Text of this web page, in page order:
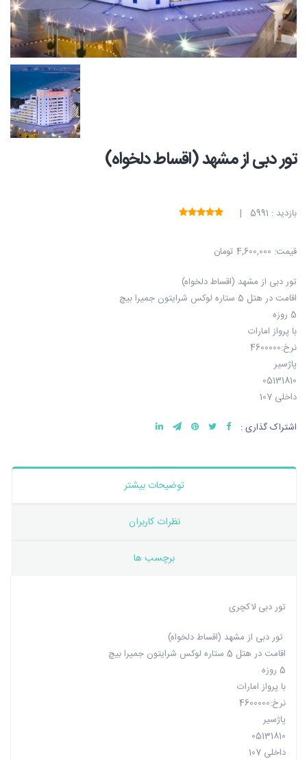
تور دبی از مشهد (اقساط دلخواه)
بازدید : 5991 |
قیمت: 4,600,000 تومان
تور دبی از مشهد (اقساط دلخواه)
اقامت در هتل 5 ستاره لوکس شرایتون جمیرا بیچ
5 روزه
با پرواز امارات
نرخ:4600000
پاژسیر
05131810
داخلی 107
اشتراک گذاری :
توضیحات بیشتر
نظرات کاربران
برچسب ها
تور دبی لاکچری
تور دبی از مشهد (اقساط دلخواه)
اقامت در هتل 5 ستاره لوکس شرایتون جمیرا بیچ
5 روزه
با پرواز امارات
نرخ:4600000
پاژسیر
05131810
داخلی 107